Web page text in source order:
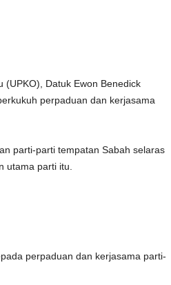
(UPKO), Datuk Ewon Benedick
perpaduan dan kerjasama
parti-parti tempatan Sabah selaras
utama parti itu.
perpaduan dan kerjasama parti-